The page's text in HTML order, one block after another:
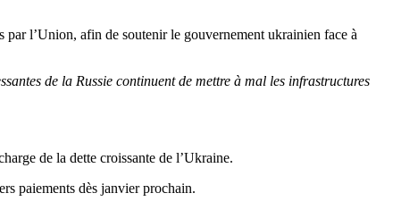
l’Union, afin de soutenir le gouvernement ukrainien face à
de la Russie continuent de mettre à mal les infrastructures
de la dette croissante de l’Ukraine.
paiements dès janvier prochain.